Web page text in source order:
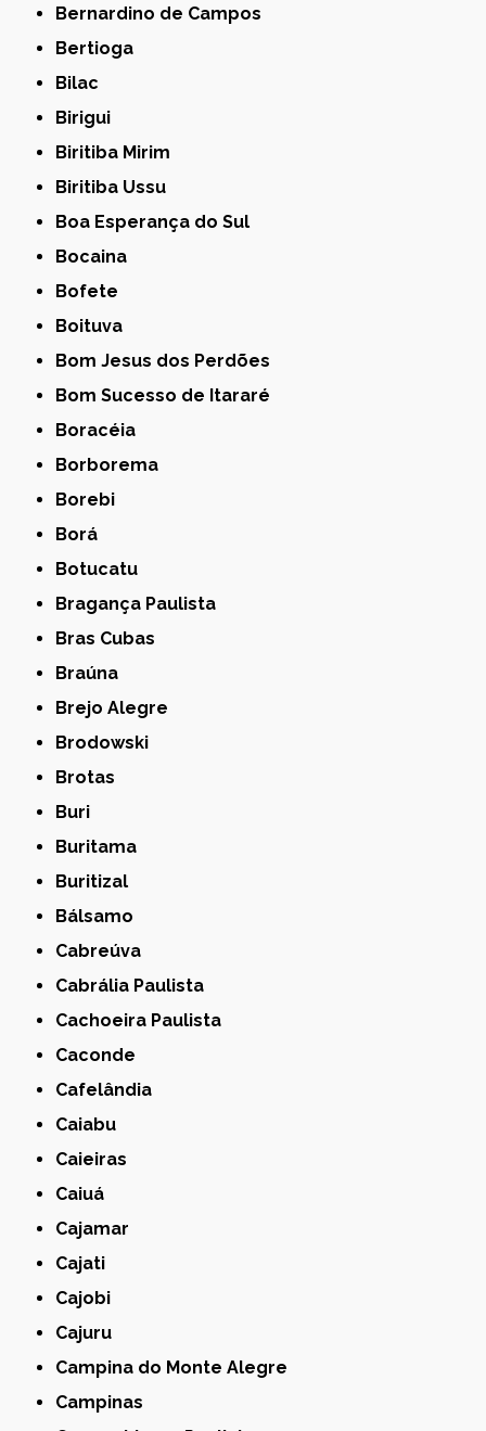
Bernardino de Campos
Bertioga
Bilac
Birigui
Biritiba Mirim
Biritiba Ussu
Boa Esperança do Sul
Bocaina
Bofete
Boituva
Bom Jesus dos Perdões
Bom Sucesso de Itararé
Boracéia
Borborema
Borebi
Borá
Botucatu
Bragança Paulista
Bras Cubas
Braúna
Brejo Alegre
Brodowski
Brotas
Buri
Buritama
Buritizal
Bálsamo
Cabreúva
Cabrália Paulista
Cachoeira Paulista
Caconde
Cafelândia
Caiabu
Caieiras
Caiuá
Cajamar
Cajati
Cajobi
Cajuru
Campina do Monte Alegre
Campinas